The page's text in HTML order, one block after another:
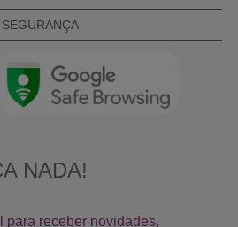
SEGURANÇA